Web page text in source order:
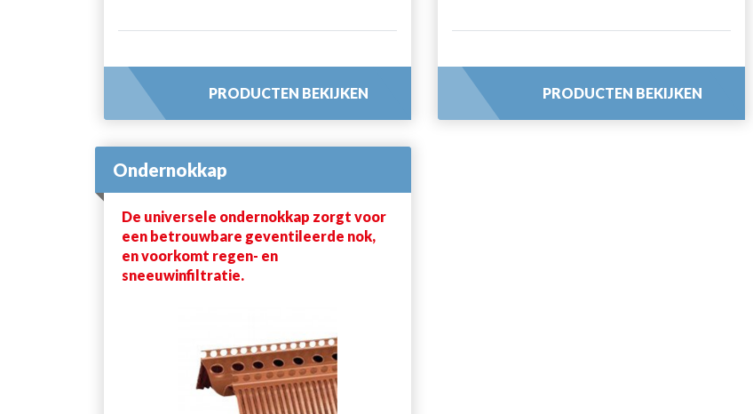
PRODUCTEN BEKIJKEN PRODUCTEN BEKIJKEN
Ondernokkap
De universele ondernokkap zorgt voor
een betrouwbare geventileerde nok,
en voorkomt regen- en
sneeuwinfiltratie.